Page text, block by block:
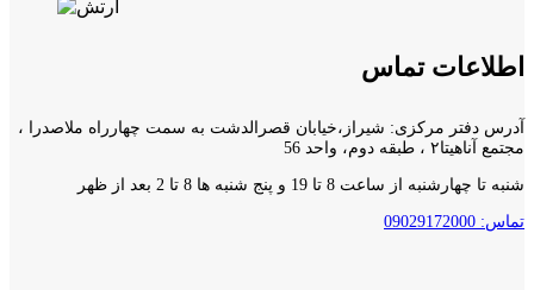
اطلاعات تماس
آدرس دفتر مرکزی: شیراز،خیابان قصرالدشت به سمت چهارراه ملاصدرا ،
مجتمع آناهیتا۲ ، طبقه دوم، واحد 56
شنبه تا چهارشنبه از ساعت 8 تا 19 و پنج شنبه ها 8 تا 2 بعد از ظهر
تماس: 09029172000